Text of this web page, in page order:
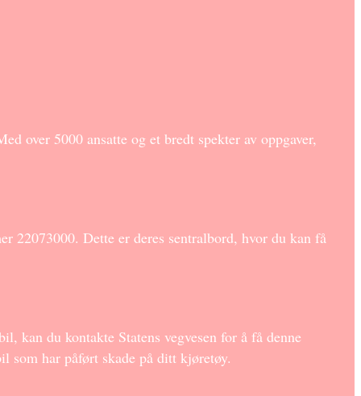
over 5000 ansatte og et bredt spekter av oppgaver,
22073000. Dette er deres sentralbord, hvor du kan få
kan du kontakte Statens vegvesen for å få denne
som har påført skade på ditt kjøretøy.